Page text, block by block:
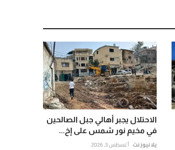
الاحتلال يجبر أهالي جبل الصالحين
في مخيم نور شمس على إخ...
يلا نيوز نت أغسطس 3, 2026